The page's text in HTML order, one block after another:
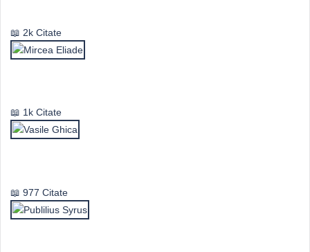
2k Citate
1k Citate
977 Citate